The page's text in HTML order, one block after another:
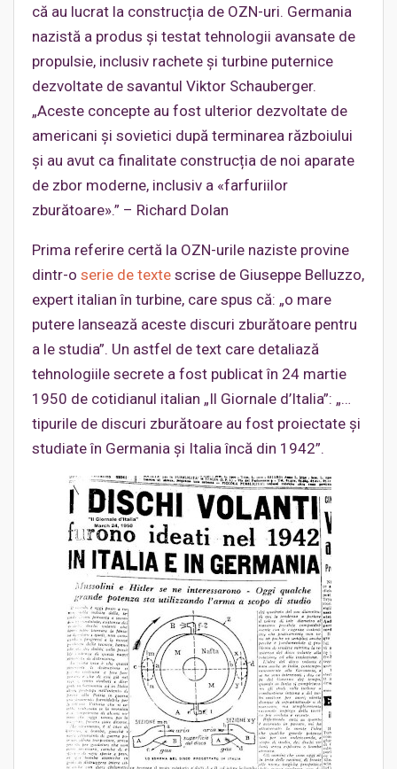
că au lucrat la construcția de OZN-uri. Germania
nazistă a produs și testat tehnologii avansate de
propulsie, inclusiv rachete și turbine puternice
dezvoltate de savantul Viktor Schauberger.
„Aceste concepte au fost ulterior dezvoltate de
americani și sovietici după terminarea războiului
și au avut ca finalitate construcția de noi aparate
de zbor moderne, inclusiv a «farfuriilor
zburătoare».” – Richard Dolan
Prima referire certă la OZN-urile naziste provine
dintr-o serie de texte scrise de Giuseppe Belluzzo,
expert italian în turbine, care spus că: „o mare
putere lansează aceste discuri zburătoare pentru
a le studia”. Un astfel de text care detaliază
tehnologiile secrete a fost publicat în 24 martie
1950 de cotidianul italian „Il Giornale d’Italia”: „…
tipurile de discuri zburătoare au fost proiectate și
studiate în Germania și Italia încă din 1942”.